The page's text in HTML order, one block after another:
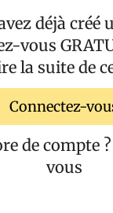
déjà créé
vous
la suite de
Connectez-
de compte ?
vous